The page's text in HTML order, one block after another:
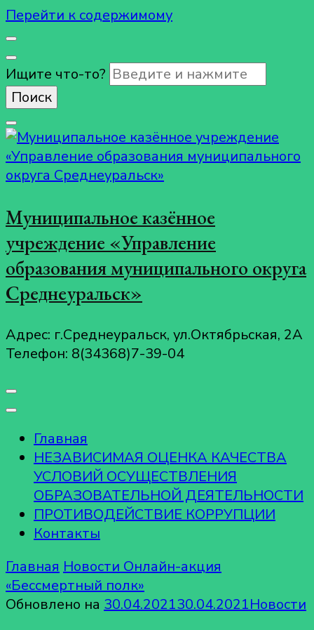
Перейти к содержимому
Ищите что-то?
Муниципальное казённое
учреждение «Управление
образования муниципального округа
Среднеуральск»
Адрес: г.Среднеуральск, ул.Октябрьская, 2А
Телефон: 8(34368)7-39-04
Главная
НЕЗАВИСИМАЯ ОЦЕНКА КАЧЕСТВА
УСЛОВИЙ ОСУЩЕСТВЛЕНИЯ
ОБРАЗОВАТЕЛЬНОЙ ДЕЯТЕЛЬНОСТИ
ПРОТИВОДЕЙСТВИЕ КОРРУПЦИИ
Контакты
Главная Новости Онлайн-акция
«Бессмертный полк»
Обновлено на 30.04.202130.04.2021Новости